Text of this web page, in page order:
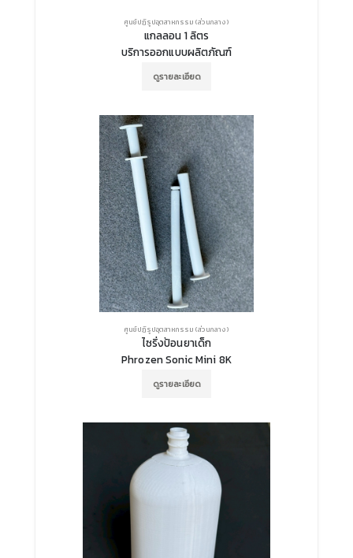
ศูนย์ปฏิรูปอุตสาหกรรม (ส่วนกลาง)
แกลลอน 1 ลิตร
บริการออกแบบผลิตภัณฑ์
ดูรายละเอียด
ศูนย์ปฏิรูปอุตสาหกรรม (ส่วนกลาง)
ไซริ่งป้อนยาเด็ก
Phrozen Sonic Mini 8K
ดูรายละเอียด